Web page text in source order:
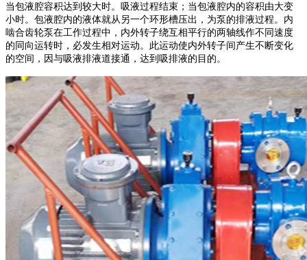
当包液腔容积达到较大时。吸液过程结束；当包液腔内的容积由大变
小时。包液腔内的液体就从另一个环形槽压出，为泵的排液过程。内
啮合齿轮泵在工作过程中，内外转子绕互相平行的两轴线作不同速度
的同向运转时，必发生相对运动。此运动使内外转子间产生不断变化
的空间，因与吸液排液道接通，达到吸排液的目的。